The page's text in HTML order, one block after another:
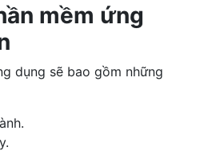
mềm ứng
dụng sẽ bao gồm những